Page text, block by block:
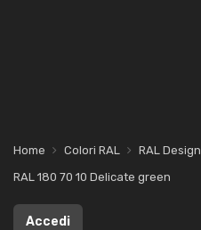
Home Colori RAL RAL Design
RAL 180 70 10 Delicate green
Accedi